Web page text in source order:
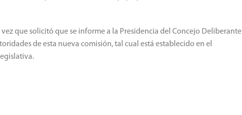
vez que solicitó que se informe a la Presidencia del Concejo Deliberante
de esta nueva comisión, tal cual está establecido en el